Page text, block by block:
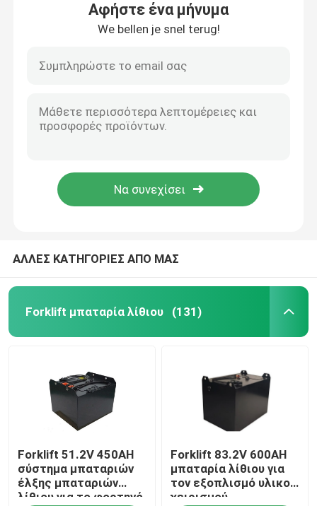
Σπίτι
Προϊόντα
Περίπου εμείς
Αφήστε ένα μήνυμα
We bellen je snel terug!
ΑΛΛΕΣ ΚΑΤΗΓΟΡΙΕΣ ΑΠΟ ΜΑΣ
Forklift μπαταρία λίθιου (131)
Forklift 51.2V 450AH
σύστημα μπαταριών
έλξης μπαταριών
λίθιου για το φορτηγό
Forklift 83.2V 600AH
μπαταρία λίθιου για
τον εξοπλισμό υλικού
χειρισμού